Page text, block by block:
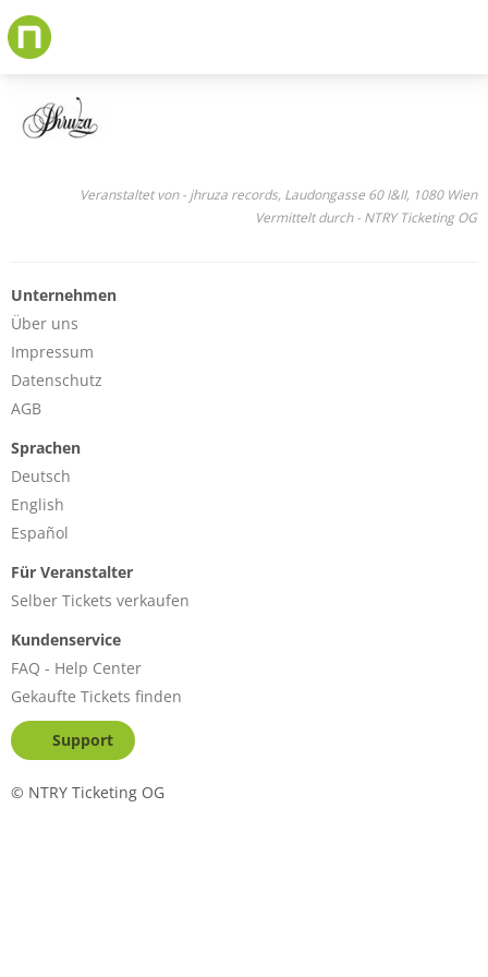
Skip
to
Veranstaltet von - jhruza records, Laudongasse 60 I&II, 1080 Wien
Vermittelt durch - NTRY Ticketing OG
Unternehmen
Über uns
Impressum
Datenschutz
AGB
Sprachen
Deutsch
English
Español
Für Veranstalter
Selber Tickets verkaufen
Kundenservice
FAQ - Help Center
Gekaufte Tickets finden
Support
© NTRY Ticketing OG